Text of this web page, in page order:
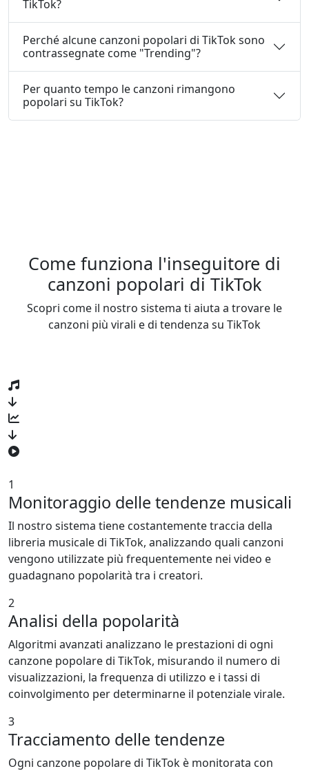
TikTok?
Perché alcune canzoni popolari di TikTok sono
contrassegnate come "Trending"?
Per quanto tempo le canzoni rimangono
popolari su TikTok?
Come funziona l'inseguitore di
canzoni popolari di TikTok
Scopri come il nostro sistema ti aiuta a trovare le
canzoni più virali e di tendenza su TikTok
1
Monitoraggio delle tendenze musicali
Il nostro sistema tiene costantemente traccia della
libreria musicale di TikTok, analizzando quali canzoni
vengono utilizzate più frequentemente nei video e
guadagnano popolarità tra i creatori.
2
Analisi della popolarità
Algoritmi avanzati analizzano le prestazioni di ogni
canzone popolare di TikTok, misurando il numero di
visualizzazioni, la frequenza di utilizzo e i tassi di
coinvolgimento per determinarne il potenziale virale.
3
Tracciamento delle tendenze
Ogni canzone popolare di TikTok è monitorata con